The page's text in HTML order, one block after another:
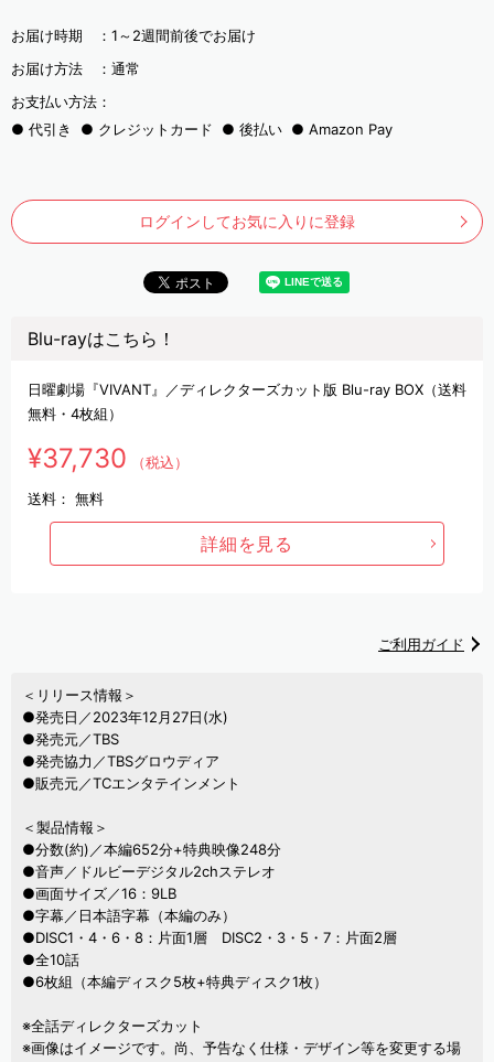
お届け時期 ： 1～2週間前後でお届け
お届け方法 ： 通常
お支払い方法：
代引き
クレジットカード 後払い Amazon Pay
ログインしてお気に入りに登録
Blu-rayはこちら！
日曜劇場『VIVANT』／ディレクターズカット版 Blu-ray BOX（送料
無料・4枚組）
¥37,730 （税込）
送料： 無料
詳細を見る
ご利用ガイド
＜リリース情報＞
●発売日／2023年12月27日(水)
●発売元／TBS
●発売協力／TBSグロウディア
●販売元／TCエンタテインメント
＜製品情報＞
●分数(約)／本編652分+特典映像248分
●音声／ドルビーデジタル2chステレオ
●画面サイズ／16：9LB
●字幕／日本語字幕（本編のみ）
●DISC1・4・6・8：片面1層 DISC2・3・5・7：片面2層
●全10話
●6枚組（本編ディスク5枚+特典ディスク1枚）
※全話ディレクターズカット
※画像はイメージです。尚、予告なく仕様・デザイン等を変更する場